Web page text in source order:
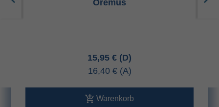
Oremus
15,95 €
16,40 €
Warenkorb